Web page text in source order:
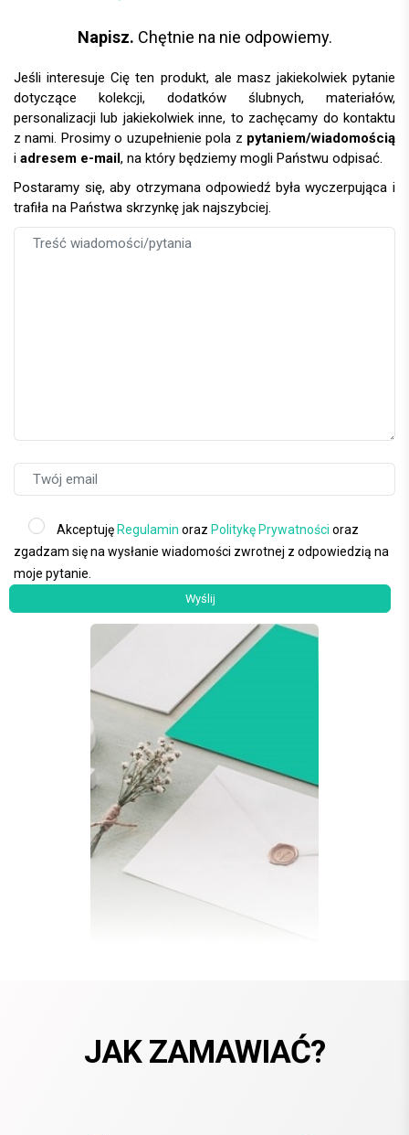
Napisz. Chętnie na nie odpowiemy.
Jeśli interesuje Cię ten produkt, ale masz jakiekolwiek pytanie
dotyczące kolekcji, dodatków ślubnych, materiałów,
personalizacji lub jakiekolwiek inne, to zachęcamy do kontaktu
z nami. Prosimy o uzupełnienie pola z pytaniem/wiadomością
i adresem e-mail, na który będziemy mogli Państwu odpisać.
Postaramy się, aby otrzymana odpowiedź była wyczerpująca i
trafiła na Państwa skrzynkę jak najszybciej.
Akceptuję Regulamin oraz Politykę Prywatności oraz
zgadzam się na wysłanie wiadomości zwrotnej z odpowiedzią na
moje pytanie.
JAK ZAMAWIAĆ?